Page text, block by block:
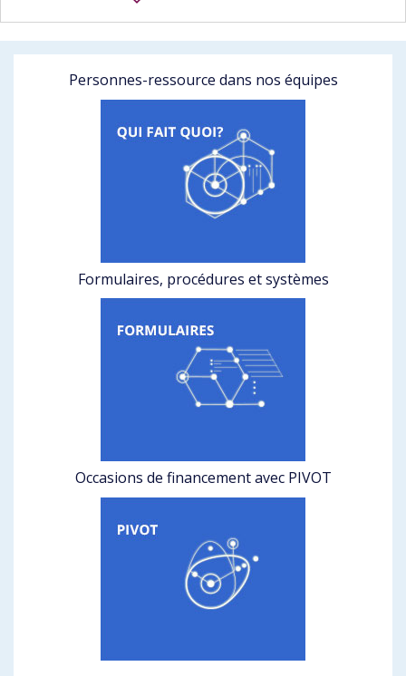
Personnes-ressource dans nos équipes
Formulaires, procédures et systèmes
Occasions de financement avec PIVOT